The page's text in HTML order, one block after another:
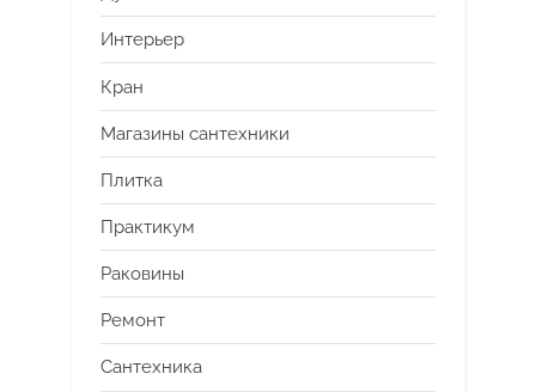
Интерьер
Кран
Магазины сантехники
Плитка
Практикум
Раковины
Ремонт
Сантехника